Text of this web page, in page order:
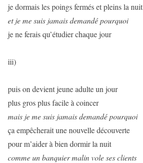
je dormais les poings fermés et pleins la nuit
et je me suis jamais demandé pourquoi
je ne ferais qu’étudier chaque jour
iii)
puis on devient jeune adulte un jour
plus gros plus facile à coincer
mais je me suis jamais demandé pourquoi
ça empêcherait une nouvelle découverte
pour m’aider à bien dormir la nuit
comme un banquier malin vole ses clients